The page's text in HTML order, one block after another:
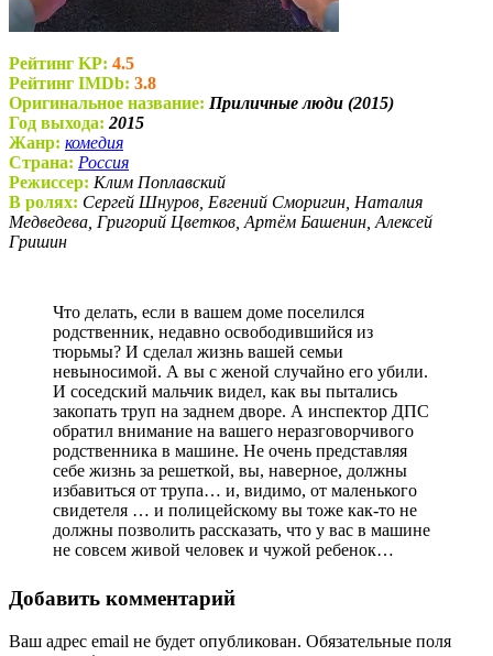
Рейтинг KP: 4.5
Рейтинг IMDb: 3.8
Оригинальное название: Приличные люди (2015)
Год выхода: 2015
Жанр: комедия
Страна: Россия
Режиссер: Клим Поплавский
В ролях: Сергей Шнуров, Евгений Сморигин, Наталия
Медведева, Григорий Цветков, Артём Башенин, Алексей
Гришин
Что делать, если в вашем доме поселился
родственник, недавно освободившийся из
тюрьмы? И сделал жизнь вашей семьи
невыносимой. А вы с женой случайно его убили.
И соседский мальчик видел, как вы пытались
закопать труп на заднем дворе. А инспектор ДПС
обратил внимание на вашего неразговорчивого
родственника в машине. Не очень представляя
себе жизнь за решеткой, вы, наверное, должны
избавиться от трупа… и, видимо, от маленького
свидетеля … и полицейскому вы тоже как-то не
должны позволить рассказать, что у вас в машине
не совсем живой человек и чужой ребенок…
Добавить комментарий
Ваш адрес email не будет опубликован. Обязательные поля